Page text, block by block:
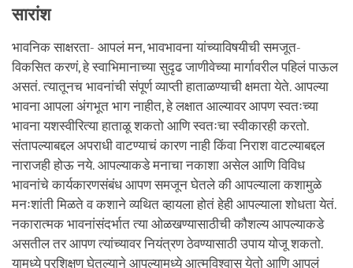
सारांश
भावनिक साक्षरता- आपलं मन, भावभावना यांच्याविषयीची समजूत-
विकसित करणं, हे स्वाभिमानाच्या सुदृढ जाणीवेच्या मार्गावरील पहिलं पाऊल
असतं. त्यातूनच भावनांची संपूर्ण व्याप्ती हाताळण्याची क्षमता येते. आपल्या
भावना आपला अंगभूत भाग नाहीत, हे लक्षात आल्यावर आपण स्वतःच्या
भावना यशस्वीरित्या हाताळू शकतो आणि स्वतःचा स्वीकारही करतो.
संतापल्याबद्दल अपराधी वाटण्याचं कारण नाही किंवा निराश वाटल्याबद्दल
नाराजही होऊ नये. आपल्याकडे मनाचा नकाशा असेल आणि विविध
भावनांचे कार्यकारणसंबंध आपण समजून घेतले की आपल्याला कशामुळे
मनःशांती मिळते व कशाने व्यथित व्हायला होतं हेही आपल्याला शोधता येतं.
नकारात्मक भावनांसंदर्भात त्या ओळखण्यासाठीची कौशल्य आपल्याकडे
असतील तर आपण त्यांच्यावर नियंत्रण ठेवण्यासाठी उपाय योजू शकतो.
यामध्ये प्रशिक्षण घेतल्याने आपल्यामध्ये आत्मविश्वास येतो आणि आपलं